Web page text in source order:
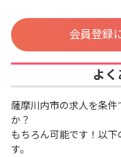
会員登録
よ
薩摩川内市の求人を条
か？
もちろん可能です！以
す。